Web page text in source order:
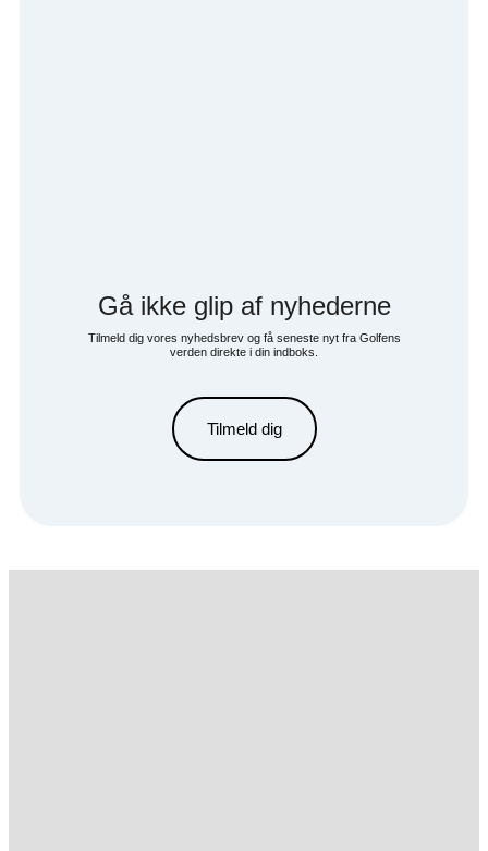
Gå ikke glip af nyhederne
Tilmeld dig vores nyhedsbrev og få seneste nyt fra Golfens
verden direkte i din indboks.
Tilmeld dig